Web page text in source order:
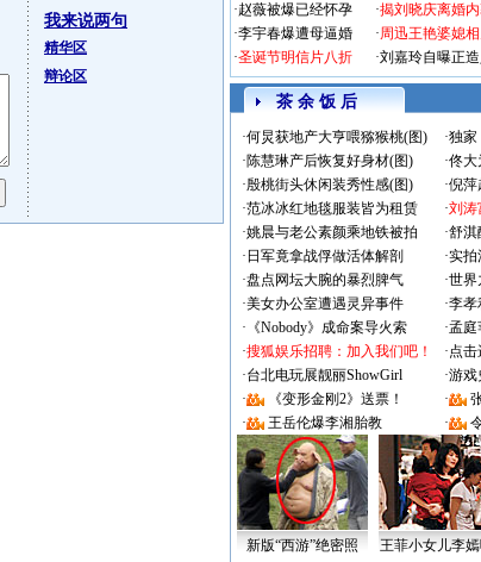
我来说两句
精华区
辩论区
·赵薇被爆已经怀孕
·李宇春爆遭母逼婚
·圣诞节明信片八折
·揭刘晓庆离婚
·周迅王艳婆媳
·刘嘉玲自曝正造
茶 余 饭 后
·何炅获地产大亨喂猕猴桃(图) ·独家
·陈慧琳产后恢复好身材(图) ·佟大
·殷桃街头休闲装秀性感(图) ·倪萍
·范冰冰红地毯服装皆为租赁 ·刘涛
·姚晨与老公素颜乘地铁被拍 ·舒淇
· 日军竟拿战俘做活体解剖 ·实拍
·盘点网坛大腕的暴烈脾气 ·世界
·美女办公室遭遇灵异事件 ·李孝
· 《Nobody》成命案导火索 ·孟庭
·搜狐娱乐招聘：加入我们吧！ ·点
·台北电玩展靓丽ShowGirl ·游戏
·
《变形金刚2》送票！ ·
·
王岳伦爆李湘胎教 ·
新版“西游”绝密照 王菲小女儿李